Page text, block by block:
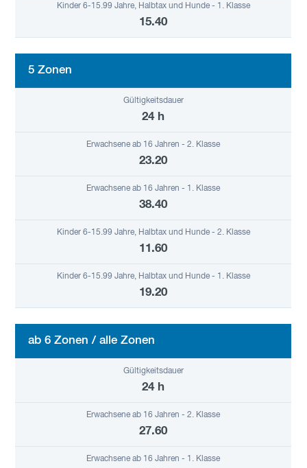
15.40
5 Zonen
24 h
23.20
38.40
11.60
19.20
ab 6 Zonen / alle Zonen
24 h
27.60